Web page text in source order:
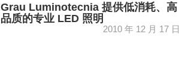
Grau Luminotecnia 提供低消耗、高
品质的专业 LED 照明
2010 年 12 月 17 日